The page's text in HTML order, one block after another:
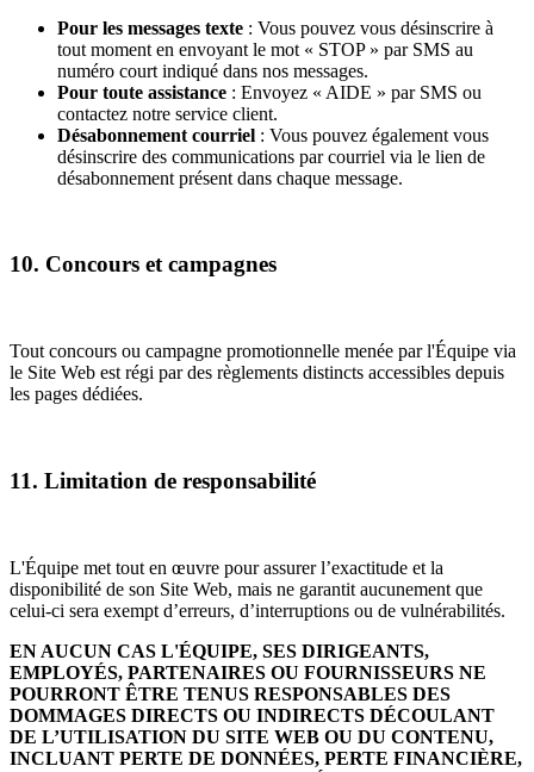
Pour les messages texte : Vous pouvez vous désinscrire à
tout moment en envoyant le mot « STOP » par SMS au
numéro court indiqué dans nos messages.
Pour toute assistance : Envoyez « AIDE » par SMS ou
contactez notre service client.
Désabonnement courriel : Vous pouvez également vous
désinscrire des communications par courriel via le lien de
désabonnement présent dans chaque message.
10. Concours et campagnes
Tout concours ou campagne promotionnelle menée par l'Équipe via
le Site Web est régi par des règlements distincts accessibles depuis
les pages dédiées.
11. Limitation de responsabilité
L'Équipe met tout en œuvre pour assurer l’exactitude et la
disponibilité de son Site Web, mais ne garantit aucunement que
celui-ci sera exempt d’erreurs, d’interruptions ou de vulnérabilités.
EN AUCUN CAS L'ÉQUIPE, SES DIRIGEANTS,
EMPLOYÉS, PARTENAIRES OU FOURNISSEURS NE
POURRONT ÊTRE TENUS RESPONSABLES DES
DOMMAGES DIRECTS OU INDIRECTS DÉCOULANT
DE L’UTILISATION DU SITE WEB OU DU CONTENU,
INCLUANT PERTE DE DONNÉES, PERTE FINANCIÈRE,